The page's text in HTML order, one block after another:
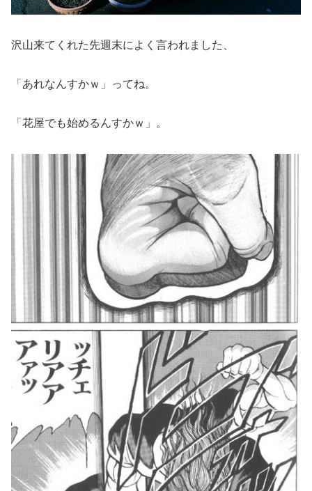
沢山来てくれた先週末によく言われました、
「あれなんすかｗ」ってね。
「花屋でも始めるんすかｗ」。